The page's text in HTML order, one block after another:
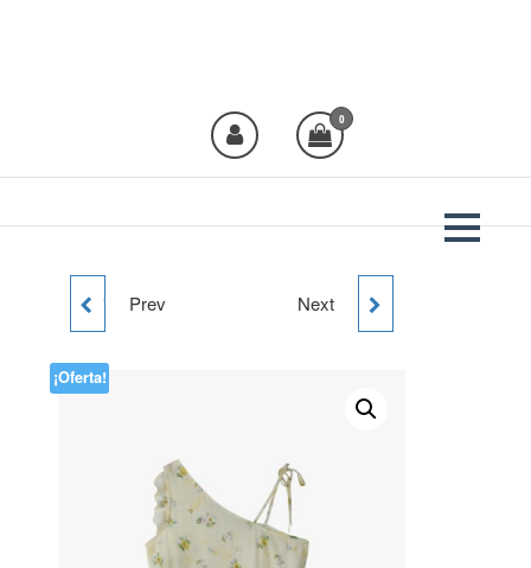
Plural!
0
VESTIDO MINI VOLANTE
Prev TOP ASIMETRICONext
¡Oferta!